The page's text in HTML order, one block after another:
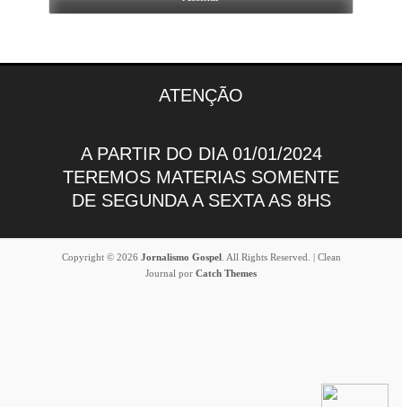
ATENÇÃO
A PARTIR DO DIA 01/01/2024
TEREMOS MATERIAS SOMENTE
DE SEGUNDA A SEXTA AS 8HS
Copyright © 2026 Jornalismo Gospel. All Rights Reserved. | Clean
Journal por Catch Themes